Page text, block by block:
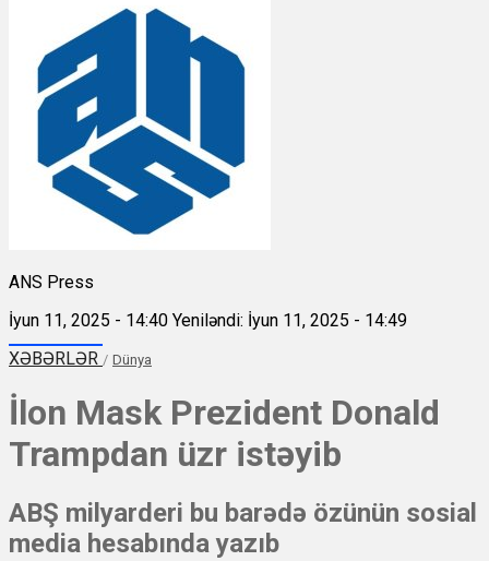
ANS Press
İyun 11, 2025 - 14:40 Yeniləndi: İyun 11, 2025 - 14:49
XƏBƏRLƏR / Dünya
İlon Mask Prezident Donald
Trampdan üzr istəyib
ABŞ milyarderi bu barədə özünün sosial
media hesabında yazıb